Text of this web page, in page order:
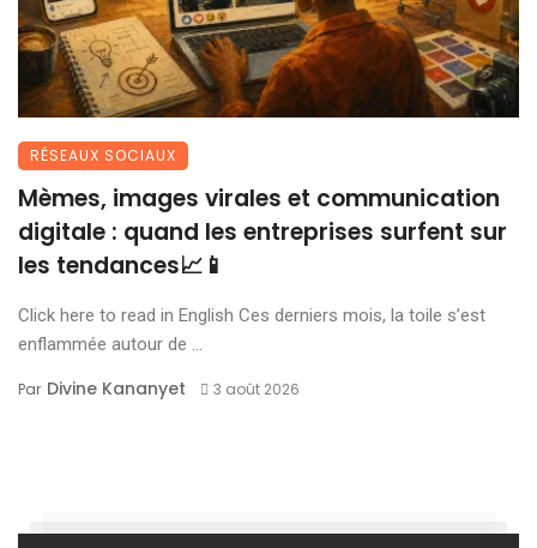
RÉSEAUX SOCIAUX
Mèmes, images virales et communication
digitale : quand les entreprises surfent sur
les tendances📈📱
Click here to read in English Ces derniers mois, la toile s’est
enflammée autour de ...
Par Divine Kananyet 3 août 2026